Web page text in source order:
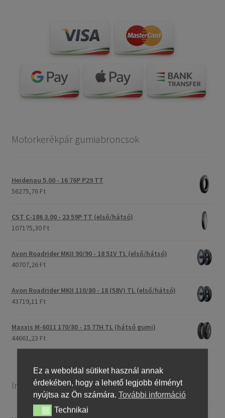
Motorkerékpár gumiabroncsok
Heidenau 5.00 - 16 76P P29 TT
56275,76 Ft
CST C-186 3.00 - 23 59P TT (első/hátsó)
107175,30 Ft
Avon Roadrider MKII 90/90 - 18 51V TL (első/hátsó)
40707,26 Ft
Avon Roadrider MKII 110/80 - 18 (58V) TL (első/hátsó)
43719,11 Ft
Maxxis M-6011 170/80 - 15 77H TL (hátsó gumi)
44661,23 Ft
Információ
Ez a weboldal sütiket használ annak
érdekében, hogy a lehető legjobb élményt
nyújtsa az Ön számára. További információ
TechnikaiTechnikai